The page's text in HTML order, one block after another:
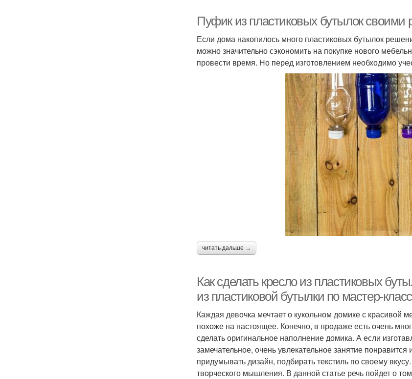
Пуфик из пластиковых бутылок
Если дома накопилось много пластиковых бутылок
можно значительно сэкономить на покупке нового
провести время. Но перед изготовлением необходимо
читать дальше →
Как сделать кресло из пластиковых
из пластиковой бутылки по мастер-
Каждая девочка мечтает о кукольном домике с
похоже на настоящее. Конечно, в продаже есть очень
сделать оригинальное наполнение домика. А если
замечательное, очень увлекательное занятие
придумывать дизайн, подбирать текстиль по своему
творческого мышления. В данной статье речь пойдет о